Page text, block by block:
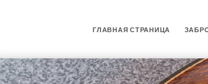
ГЛАВНАЯ СТРАНИЦА